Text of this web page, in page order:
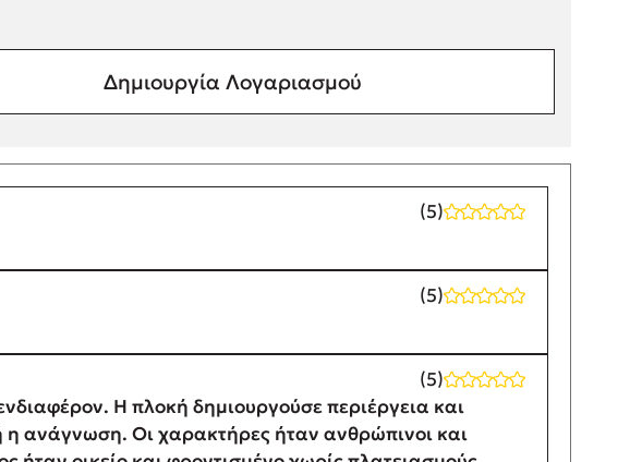
Δημιουργία Λογαριασμού
(5)
(5)
(5)
Η πλοκή δημιουργούσε περιέργεια και
η ανάγνωση. Οι χαρακτήρες ήταν ανθρώπινοι και